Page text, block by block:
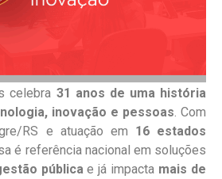
celebra 31 anos de uma história
inovação e pessoas. Com
RS e atuação em 16 estados
é referência nacional em soluções
públicae já impacta mais de